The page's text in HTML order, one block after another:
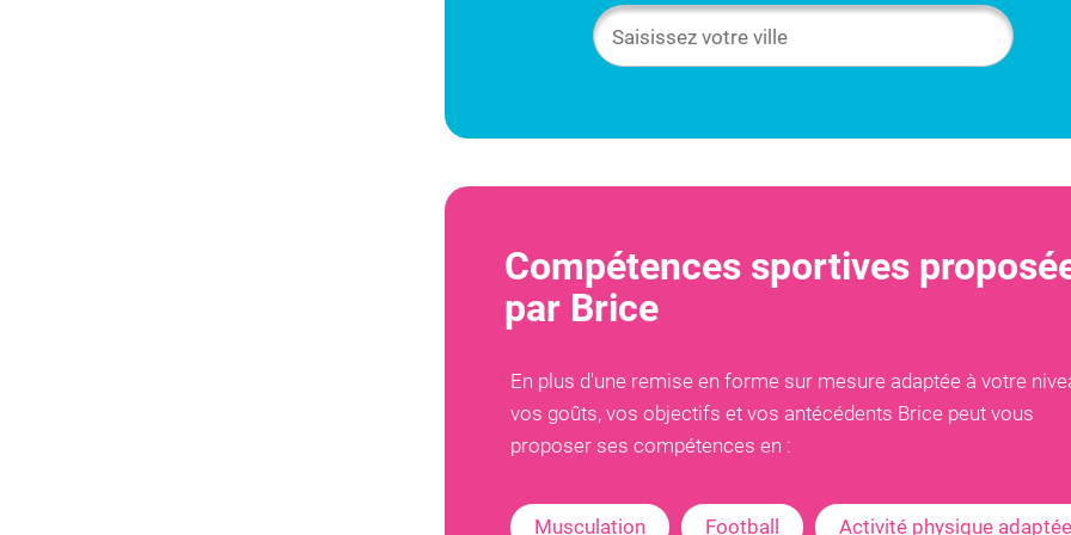
Compétences sportives
par Brice
En plus d'une remise en forme sur mesure adaptée à votre
vos goûts, vos objectifs et vos antécédents Brice peut vous
proposer ses compétences en :
Musculation Football Activité physique adaptée